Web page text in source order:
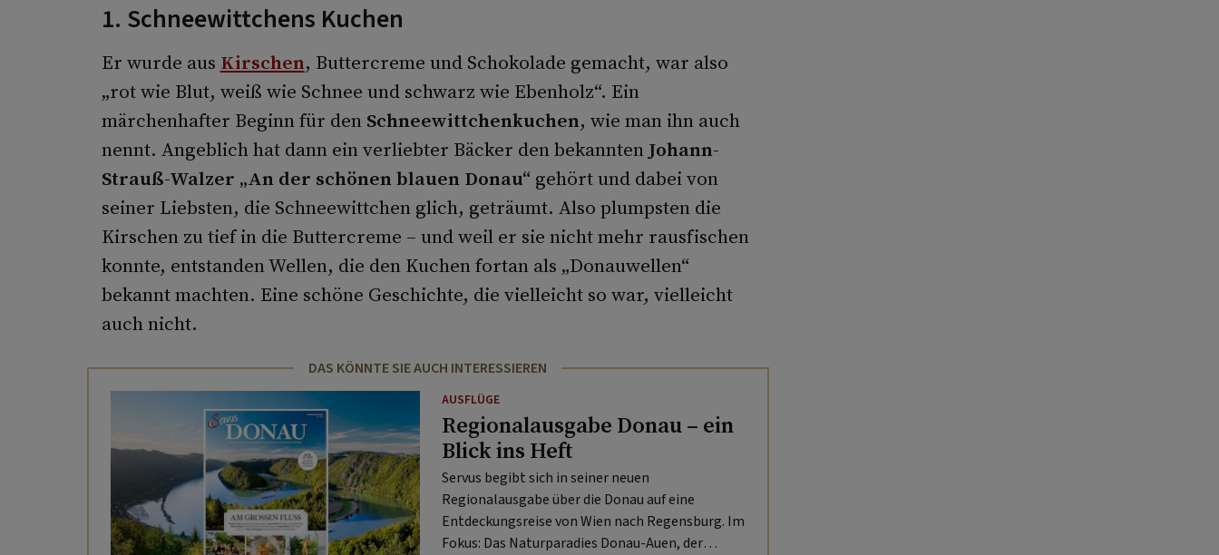
1. Schneewittchens Kuchen
Er wurde aus Kirschen, Buttercreme und Schokolade gemacht, war also
„rot wie Blut, weiß wie Schnee und schwarz wie Ebenholz“. Ein
märchenhafter Beginn für den Schneewittchenkuchen, wie man ihn auch
nennt. Angeblich hat dann ein verliebter Bäcker den bekannten Johann-
Strauß-Walzer „An der schönen blauen Donau“ gehört und dabei von
seiner Liebsten, die Schneewittchen glich, geträumt. Also plumpsten die
Kirschen zu tief in die Buttercreme – und weil er sie nicht mehr rausfischen
konnte, entstanden Wellen, die den Kuchen fortan als „Donauwellen“
bekannt machten. Eine schöne Geschichte, die vielleicht so war, vielleicht
auch nicht.
DAS KÖNNTE SIE AUCH INTERESSIEREN
AUSFLÜGE
Regionalausgabe Donau – ein
Blick ins Heft
Servus begibt sich in seiner neuen
Regionalausgabe über die Donau auf eine
Entdeckungsreise von Wien nach Regensburg. Im
Fokus: Das Naturparadies Donau-Auen, der